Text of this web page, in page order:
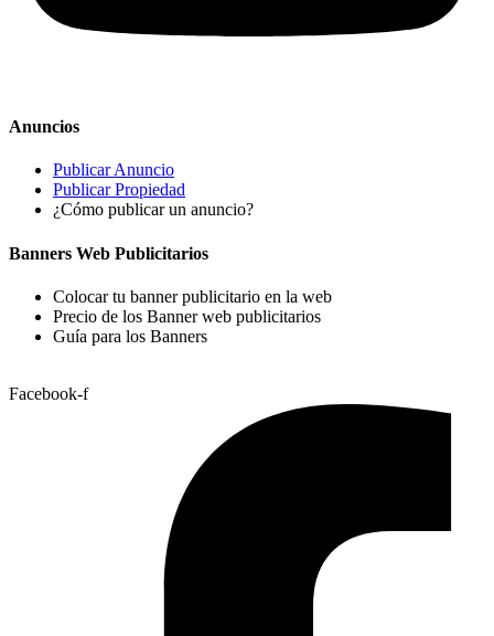
Anuncios
Publicar Anuncio
Publicar Propiedad
¿Cómo publicar un anuncio?
Banners Web Publicitarios
Colocar tu banner publicitario en la web
Precio de los Banner web publicitarios
Guía para los Banners
Facebook-f